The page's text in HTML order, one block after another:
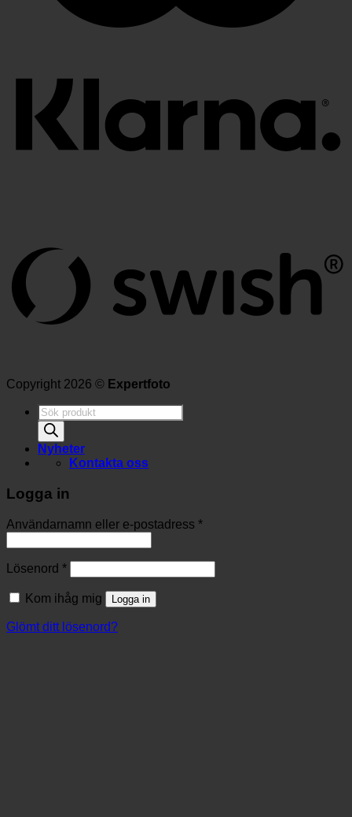
Copyright 2026 © Expertfoto
Produktsökning
Nyheter
Kontakta oss
Logga in
Användarnamn eller e-postadress *
Lösenord *
Kom ihåg mig Logga in
Glömt ditt lösenord?